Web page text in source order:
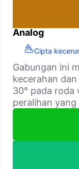
Analog
Cipta
Gabungan ini
kecerahan
30° pada roda
peralihan